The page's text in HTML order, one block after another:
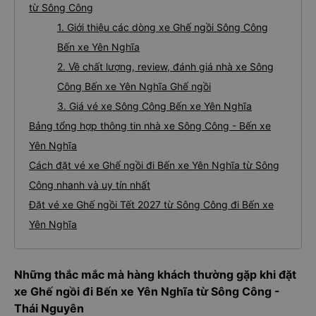
từ Sông Công
1. Giới thiệu các dòng xe Ghế ngồi Sông Công
Bến xe Yên Nghĩa
2. Về chất lượng, review, đánh giá nhà xe Sông
Công Bến xe Yên Nghĩa Ghế ngồi
3. Giá vé xe Sông Công Bến xe Yên Nghĩa
Bảng tổng hợp thông tin nhà xe Sông Công - Bến xe
Yên Nghĩa
Cách đặt vé xe Ghế ngồi đi Bến xe Yên Nghĩa từ Sông
Công nhanh và uy tín nhất
Đặt vé xe Ghế ngồi Tết 2027 từ Sông Công đi Bến xe
Yên Nghĩa
Những thắc mắc mà hàng khách thường gặp khi đặt
xe Ghế ngồi đi Bến xe Yên Nghĩa từ Sông Công -
Thái Nguyên